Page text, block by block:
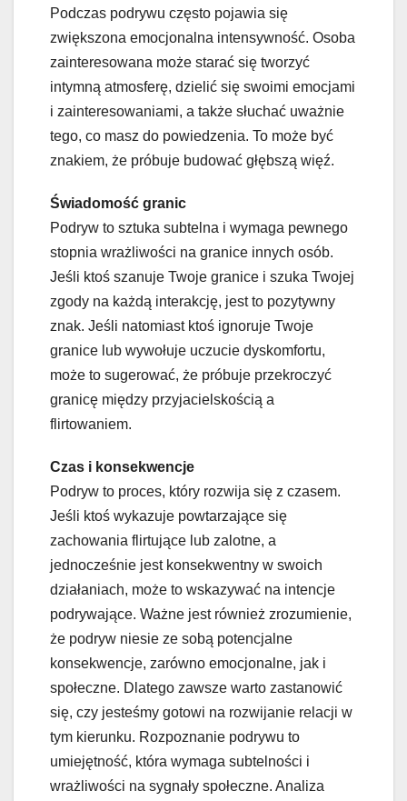
Podczas podrywu często pojawia się
zwiększona emocjonalna intensywność. Osoba
zainteresowana może starać się tworzyć
intymną atmosferę, dzielić się swoimi emocjami
i zainteresowaniami, a także słuchać uważnie
tego, co masz do powiedzenia. To może być
znakiem, że próbuje budować głębszą więź.
Świadomość granic
Podryw to sztuka subtelna i wymaga pewnego
stopnia wrażliwości na granice innych osób.
Jeśli ktoś szanuje Twoje granice i szuka Twojej
zgody na każdą interakcję, jest to pozytywny
znak. Jeśli natomiast ktoś ignoruje Twoje
granice lub wywołuje uczucie dyskomfortu,
może to sugerować, że próbuje przekroczyć
granicę między przyjacielskością a
flirtowaniem.
Czas i konsekwencje
Podryw to proces, który rozwija się z czasem.
Jeśli ktoś wykazuje powtarzające się
zachowania flirtujące lub zalotne, a
jednocześnie jest konsekwentny w swoich
działaniach, może to wskazywać na intencje
podrywające. Ważne jest również zrozumienie,
że podryw niesie ze sobą potencjalne
konsekwencje, zarówno emocjonalne, jak i
społeczne. Dlatego zawsze warto zastanowić
się, czy jesteśmy gotowi na rozwijanie relacji w
tym kierunku. Rozpoznanie podrywu to
umiejętność, która wymaga subtelności i
wrażliwości na sygnały społeczne. Analiza